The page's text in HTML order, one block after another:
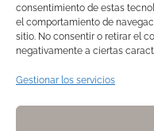
consentimiento de estas
el comportamiento de
sitio. No consentir o retirar el
negativamente a ciertas
Gestionar los servicios
AVISOS LEGALES
Aviso Legal
Politica de Cookies
Política de privacidad